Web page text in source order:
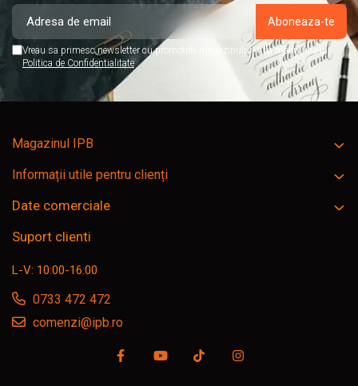
Vreau sa primesc newsletter cu promotiile magazinului. Afla mai multe in
Politica de Confidentialitate
Magazinul IPB
Informații utile pentru clienți
Date comerciale
Suport clienti
L-V: 10:00-16:00
0733 472 472
comenzi@ipb.ro